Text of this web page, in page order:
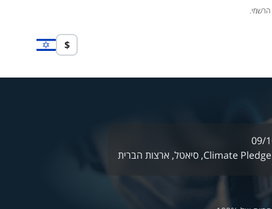
הרשמי.
$
09/
Climate סיאטל, ארצות הברית